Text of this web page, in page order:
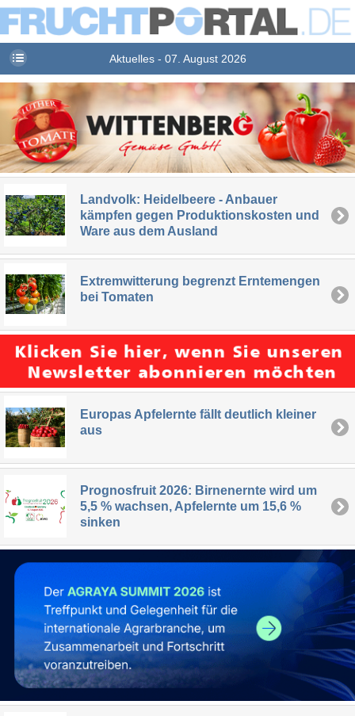
Aktuelles - 07. August 2026
Landvolk: Heidelbeere - Anbauer
kämpfen gegen Produktionskosten und
Ware aus dem Ausland
Extremwitterung begrenzt Erntemengen
bei Tomaten
Europas Apfelernte fällt deutlich kleiner
aus
Prognosfruit 2026: Birnenernte wird um
5,5 % wachsen, Apfelernte um 15,6 %
sinken